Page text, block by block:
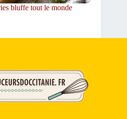
bluffe tout le monde